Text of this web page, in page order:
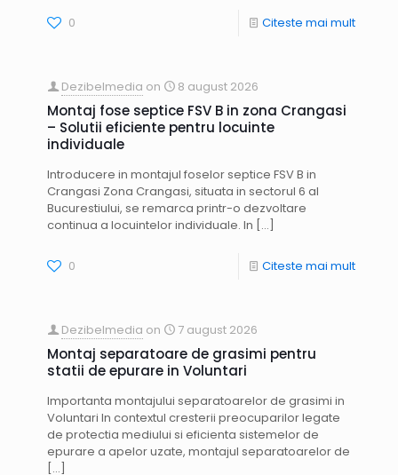
0 Citeste mai mult
Dezibelmedia on 8 august 2026
Montaj fose septice FSV B in zona Crangasi
– Solutii eficiente pentru locuinte
individuale
Introducere in montajul foselor septice FSV B in
Crangasi Zona Crangasi, situata in sectorul 6 al
Bucurestiului, se remarca printr-o dezvoltare
continua a locuintelor individuale. In […]
0 Citeste mai mult
Dezibelmedia on 7 august 2026
Montaj separatoare de grasimi pentru
statii de epurare in Voluntari
Importanta montajului separatoarelor de grasimi in
Voluntari In contextul cresterii preocuparilor legate
de protectia mediului si eficienta sistemelor de
epurare a apelor uzate, montajul separatoarelor de
[…]